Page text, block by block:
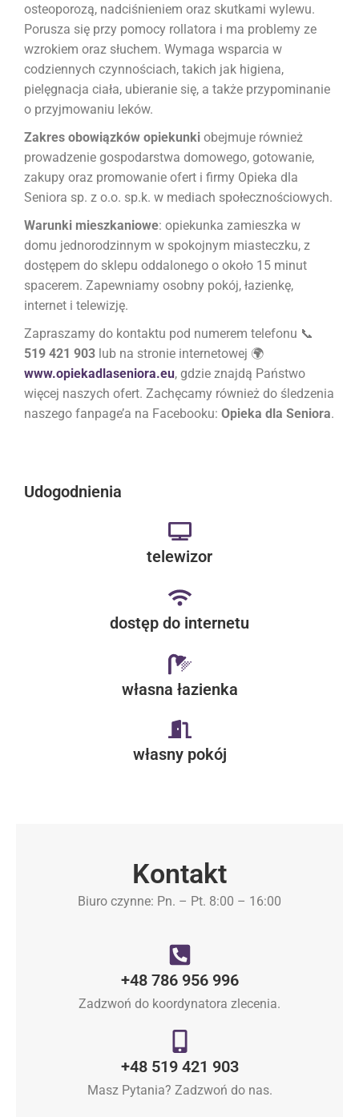
osteoporozą, nadciśnieniem oraz skutkami wylewu.
Porusza się przy pomocy rollatora i ma problemy ze
wzrokiem oraz słuchem. Wymaga wsparcia w
codziennych czynnościach, takich jak higiena,
pielęgnacja ciała, ubieranie się, a także przypominanie
o przyjmowaniu leków.
Zakres obowiązków opiekunki obejmuje również
prowadzenie gospodarstwa domowego, gotowanie,
zakupy oraz promowanie ofert i firmy Opieka dla
Seniora sp. z o.o. sp.k. w mediach społecznościowych.
Warunki mieszkaniowe: opiekunka zamieszka w
domu jednorodzinnym w spokojnym miasteczku, z
dostępem do sklepu oddalonego o około 15 minut
spacerem. Zapewniamy osobny pokój, łazienkę,
internet i telewizję.
Zapraszamy do kontaktu pod numerem telefonu 📞
519 421 903 lub na stronie internetowej 🌍
www.opiekadlaseniora.eu, gdzie znajdą Państwo
więcej naszych ofert. Zachęcamy również do śledzenia
naszego fanpage’a na Facebooku: Opieka dla Seniora.
Udogodnienia
telewizor
dostęp do internetu
własna łazienka
własny pokój
Kontakt
Biuro czynne: Pn. – Pt. 8:00 – 16:00
+48 786 956 996
Zadzwoń do koordynatora zlecenia.
+48 519 421 903
Masz Pytania? Zadzwoń do nas.